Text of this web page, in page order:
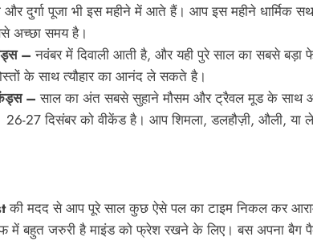
दुर्गा पूजा भी इस महीने में आते हैं। आप इस महीने धार्मिक
अच्छा समय है।
– नवंबर में दिवाली आती है, और यही पुरे साल का सबसे बड़ा
के साथ त्यौहार का आनंद ले सकते है।
– साल का अंत सबसे सुहाने मौसम और ट्रैवल मूड के साथ
27 दिसंबर को वीकेंड है। आप शिमला, डलहौज़ी, औली, या
की मदद से आप पूरे साल कुछ ऐसे पल का टाइम निकल कर
में बहुत जरुरी है माइंड को फ्रेश रखने के लिए। बस अपना